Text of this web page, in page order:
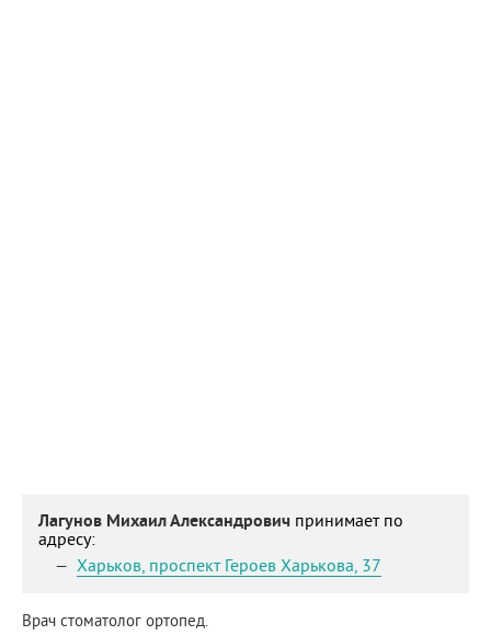
Лагунов Михаил Александрович принимает по
адресу:
Харьков, проспект Героев Харькова, 37
Врач стоматолог ортопед.